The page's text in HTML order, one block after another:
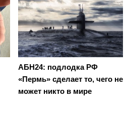
АБН24: подлодка РФ
«Пермь» сделает то, чего не
может никто в мире